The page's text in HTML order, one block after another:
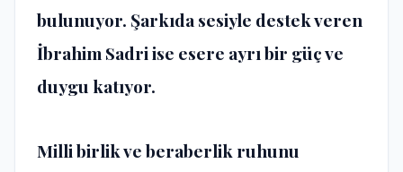
bulunuyor. Şarkıda sesiyle destek veren
İbrahim Sadri ise esere ayrı bir güç ve
duygu katıyor.
Milli birlik ve beraberlik ruhunu